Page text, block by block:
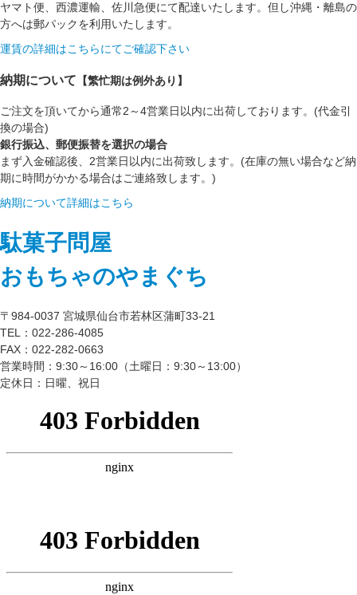
ヤマト便、西濃運輸、佐川急便にて配達いたします。但し沖縄・離島の
方へは郵パックを利用いたします。
運賃の詳細はこちらにてご確認下さい
納期について 【繁忙期は例外あり】
ご注文を頂いてから通常2～4営業日以内に出荷しております。(代金引
換の場合)
銀行振込、郵便振替を選択の場合
まず入金確認後、2営業日以内に出荷致します。(在庫の無い場合など納
期に時間がかかる場合はご連絡致します。)
納期について詳細はこちら
駄菓子問屋
おもちゃのやまぐち
〒984-0037 宮城県仙台市若林区蒲町33-21
TEL：022-286-4085
FAX：022-282-0663
営業時間：9:30～16:00（土曜日：9:30～13:00）
定休日：日曜、祝日